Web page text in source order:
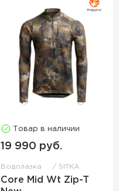
Товар в наличии
19 990 руб.
Водолазка SITKA
Core Mid Wt Zip-T